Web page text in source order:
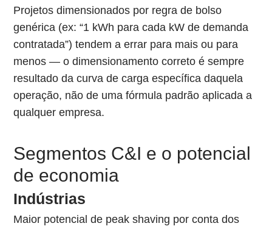
Projetos dimensionados por regra de bolso
genérica (ex: “1 kWh para cada kW de demanda
contratada”) tendem a errar para mais ou para
menos — o dimensionamento correto é sempre
resultado da curva de carga específica daquela
operação, não de uma fórmula padrão aplicada a
qualquer empresa.
Segmentos C&I e o potencial
de economia
Indústrias
Maior potencial de peak shaving por conta dos